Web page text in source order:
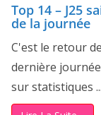
Top 14 – J25
de la journée
C'est le retour
dernière
sur statistiques ...